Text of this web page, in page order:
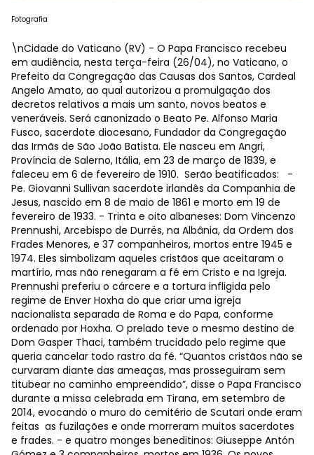
Fotografia
\nCidade do Vaticano (RV) - O Papa Francisco recebeu
em audiência, nesta terça-feira (26/04), no Vaticano, o
Prefeito da Congregação das Causas dos Santos, Cardeal
Angelo Amato, ao qual autorizou a promulgação dos
decretos relativos a mais um santo, novos beatos e
veneráveis. Será canonizado o Beato Pe. Alfonso Maria
Fusco, sacerdote diocesano, Fundador da Congregação
das Irmãs de São João Batista. Ele nasceu em Angri,
Província de Salerno, Itália, em 23 de março de 1839, e
faleceu em 6 de fevereiro de 1910. Serão beatificados: -
Pe. Giovanni Sullivan sacerdote irlandês da Companhia de
Jesus, nascido em 8 de maio de 1861 e morto em 19 de
fevereiro de 1933. - Trinta e oito albaneses: Dom Vincenzo
Prennushi, Arcebispo de Durrës, na Albânia, da Ordem dos
Frades Menores, e 37 companheiros, mortos entre 1945 e
1974. Eles simbolizam aqueles cristãos que aceitaram o
martírio, mas não renegaram a fé em Cristo e na Igreja.
Prennushi preferiu o cárcere e a tortura infligida pelo
regime de Enver Hoxha do que criar uma igreja
nacionalista separada de Roma e do Papa, conforme
ordenado por Hoxha. O prelado teve o mesmo destino de
Dom Gasper Thaci, também trucidado pelo regime que
queria cancelar todo rastro da fé. “Quantos cristãos não se
curvaram diante das ameaças, mas prosseguiram sem
titubear no caminho empreendido”, disse o Papa Francisco
durante a missa celebrada em Tirana, em setembro de
2014, evocando o muro do cemitério de Scutari onde eram
feitas as fuzilações e onde morreram muitos sacerdotes
e frades. - e quatro monges beneditinos: Giuseppe Antón